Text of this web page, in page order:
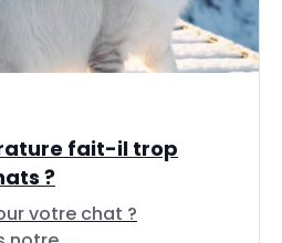
fait-il trop
?
votre chat ?